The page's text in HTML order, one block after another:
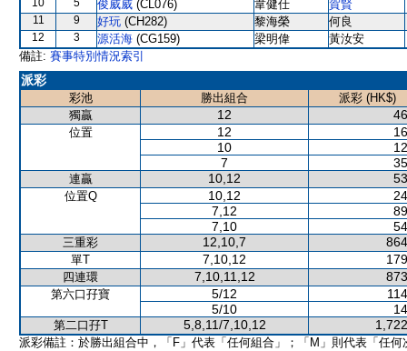
10 5 俊威威 (CL076) 韋健仕 賀賢
11 9 好玩 (CH282) 黎海榮 何良
12 3 源活海 (CG159) 梁明偉
黃汝安
備註: 賽事特別情況索引
派彩
彩池 勝出組合
派彩 (HK$)
獨贏
12
位置 12
10
7
連贏 10,12
位置Q 10,12
7,12
7,10
三重彩 12,10,7
單T 7,10,12
四連環 7,10,11,12
第六口孖寶 5/12
5/10
第二口孖T 5,8,11/7,10,12
派彩備註：於勝出組合中，「F」代表「任何組合」；「M」則代表「任何